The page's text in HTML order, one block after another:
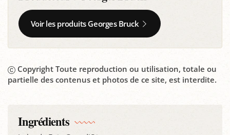
Voir les produits Georges Bruck
Copyright Toute reproduction ou utilisation, totale ou
partielle des contenus et photos de ce site, est interdite.
Ingrédients